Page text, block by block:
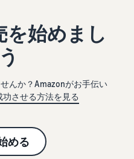
を始めまし
んか？Amazonがお手伝い
功させる方法を見る
める